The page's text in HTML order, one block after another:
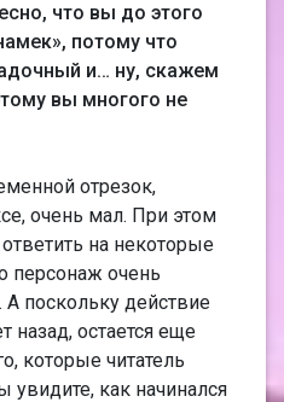
что вы до этого
потому что
и… ну, скажем
вы многого не
отрезок,
очень мал. При этом
на некоторые
персонаж очень
поскольку действие
назад, остается еще
которые читатель
как начинался